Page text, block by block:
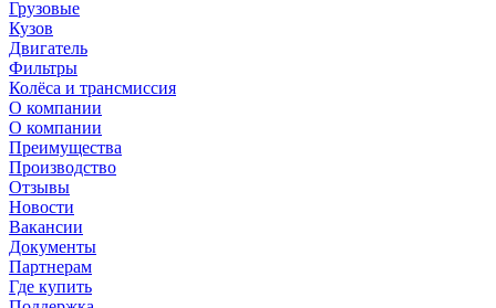
Грузовые
Кузов
Двигатель
Фильтры
Колёса и трансмиссия
О компании
О компании
Преимущества
Производство
Отзывы
Новости
Вакансии
Документы
Партнерам
Где купить